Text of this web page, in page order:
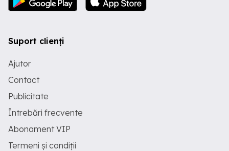
Suport clienți
Ajutor
Contact
Publicitate
Întrebări frecvente
Abonament VIP
Termeni și condiții